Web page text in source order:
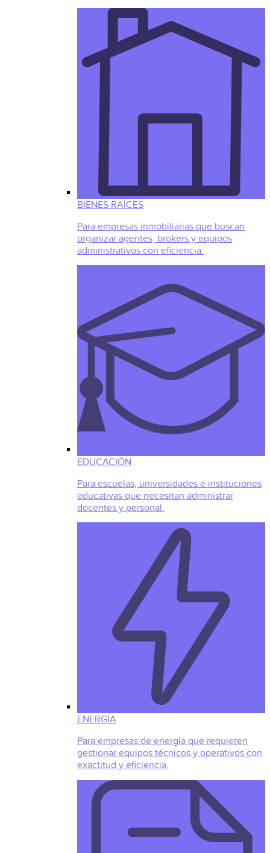
BIENES RAÍCES
Para empresas inmobiliarias que buscan
organizar agentes, brokers y equipos
administrativos con eficiencia.
EDUCACIÓN
Para escuelas, universidades e instituciones
educativas que necesitan administrar
docentes y personal.
ENERGÍA
Para empresas de energía que requieren
gestionar equipos técnicos y operativos con
exactitud y eficiencia.